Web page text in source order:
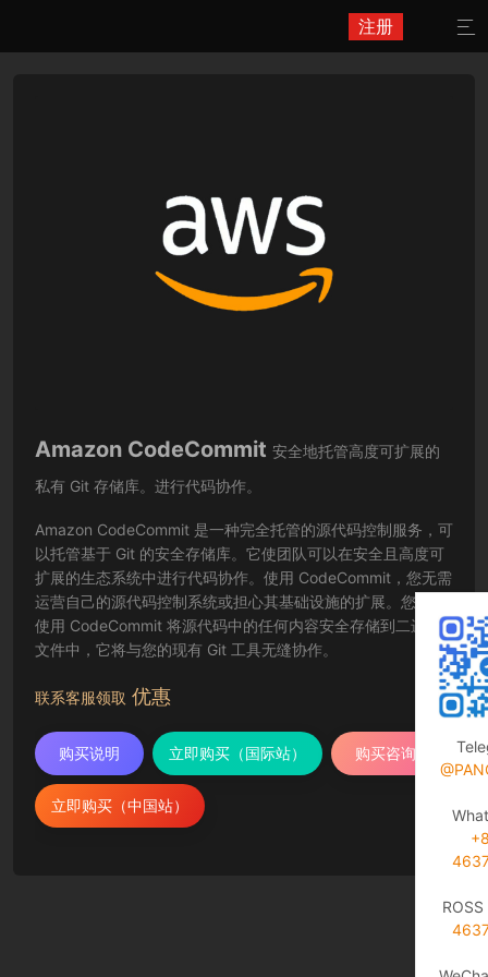
注册 
Amazon CodeCommit 安全地托管高度可扩展的
私有 Git 存储库。进行代码协作。
Amazon CodeCommit 是一种完全托管的源代码控制服务，可
以托管基于 Git 的安全存储库。它使团队可以在安全且高度可
扩展的生态系统中进行代码协作。使用 CodeCommit，您无需
运营自己的源代码控制系统或担心其基础设施的扩展。您可以
使用 CodeCommit 将源代码中的任何内容安全存储到二进制
文件中，它将与您的现有 Git 工具无缝协作。
联系客服领取 优惠
购买说明 立即购买（国际站） 购买咨询
立即购买（中国站）